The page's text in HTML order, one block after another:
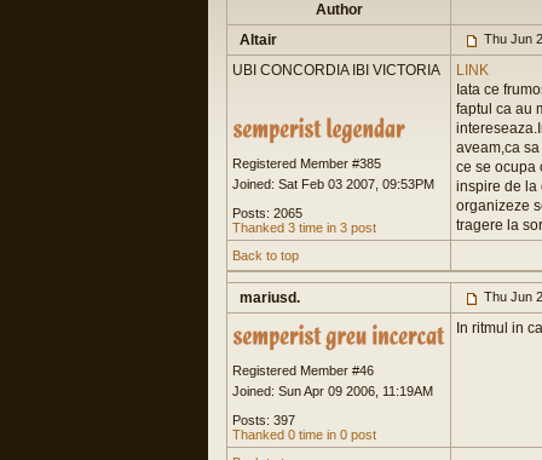
Author
Altair
Thu Jun
UBI CONCORDIA IBI VICTORIA
Registered Member #385
Joined: Sat Feb 03 2007, 09:53PM
Posts: 2065
Thanked 3 time in 3 post
LINK
Iata ce
faptul ca au
aveam,ca
ce se ocupa
inspire de la
organizeze
tragere la
Back to top
mariusd. Thu Jun
Registered Member #46
Joined: Sun Apr 09 2006, 11:19AM
Posts: 397
Thanked 0 time in 0 post
In ritmul in